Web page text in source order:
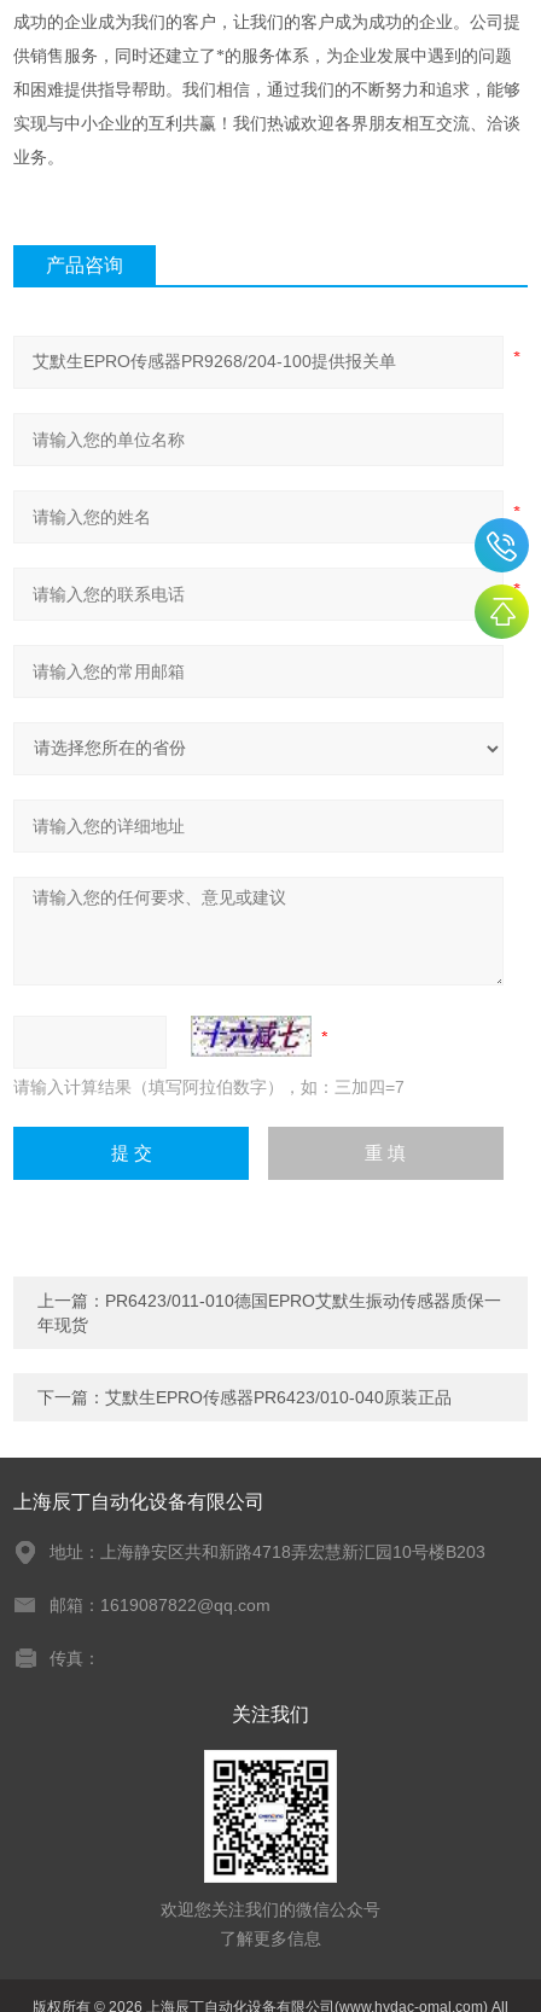
成功的企业成为我们的客户，让我们的客户成为成功的企业。公司提
供销售服务，同时还建立了*的服务体系，为企业发展中遇到的问题
和困难提供指导帮助。我们相信，通过我们的不断努力和追求，能够
实现与中小企业的互利共赢！我们热诚欢迎各界朋友相互交流、洽谈
业务。
产品咨询
请输入计算结果（填写阿拉伯数字），如：三加四=7
上一篇： PR6423/011-010德国EPRO艾默生振动传感器质保一
年现货
下一篇：艾默生EPRO传感器PR6423/010-040原装正品
上海辰丁自动化设备有限公司
地址：上海静安区共和新路4718弄宏慧新汇园10号楼B203
邮箱：1619087822@qq.com
传真：
关注我们
欢迎您关注我们的微信公众号
了解更多信息
版权所有 © 2026 上海辰丁自动化设备有限公司(www.hydac-omal.com) All